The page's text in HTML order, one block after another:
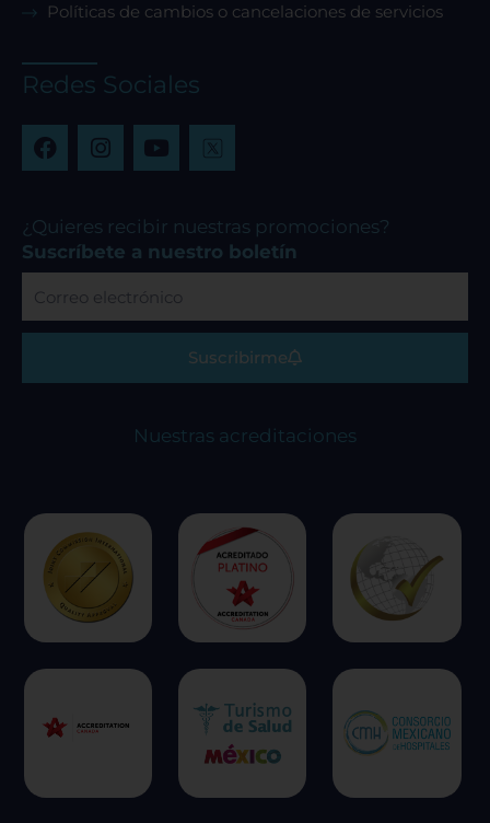
Políticas de cambios o cancelaciones de servicios
Redes Sociales
F
a
b
o
o
k
I
n
a
g
r
a
m
Y
o
u
b
e
¿Quieres recibir nuestras promociones?
Suscríbete a nuestro boletín
electrónico
Suscribirme
Nuestras acreditaciones